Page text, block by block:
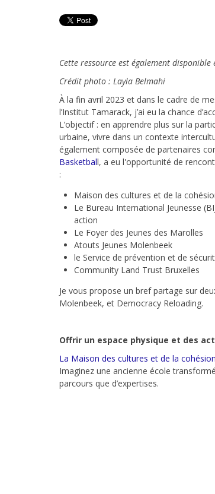
Cette ressource est également disponible
Crédit photo : Layla Belmahi
À la fin avril 2023 et dans le cadre de
l’Institut Tamarack, j’ai eu la chance
L’objectif : en apprendre plus sur la
urbaine, vivre dans un contexte
également composée de partenaires
Basketball, a eu l'opportunité de
:
Maison des cultures et de la
Le Bureau International Jeunesse
action
Le Foyer des Jeunes des Marolles
Atouts Jeunes Molenbeek
le Service de prévention et de
Community Land Trust Bruxelles
Je vous propose un bref partage sur
Molenbeek, et Democracy Reloading.
Offrir un espace physique et des
La Maison des cultures et de la
Imaginez une ancienne école
parcours que d’expertises.